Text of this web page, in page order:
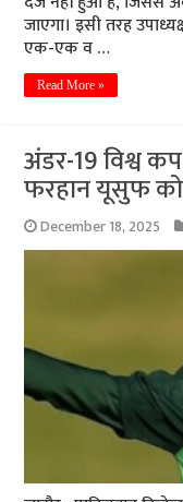
जाएगा। इसी तरह
एक-एक व …
Read More »
अंडर-19 विश्व
फरहान यूसुफ को
December 18, 2025